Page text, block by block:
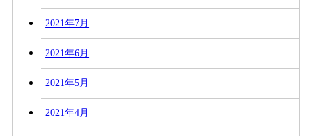
2021年7月
2021年6月
2021年5月
2021年4月